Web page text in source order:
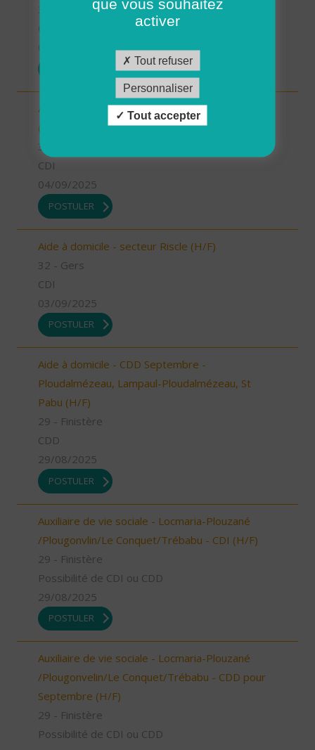
Auxiliaire de vie sociale - secteur L'Isle Jourdain
(H/F)
32 - Gers
CDI
04/09/2025
POSTULER
Aide à domicile - secteur Riscle (H/F)
32 - Gers
CDI
03/09/2025
POSTULER
Aide à domicile - CDD Septembre -
Ploudalmézeau, Lampaul-Ploudalmézeau, St
Pabu (H/F)
29 - Finistère
CDD
29/08/2025
POSTULER
Auxiliaire de vie sociale - Locmaria-Plouzané
/Plougonvlin/Le Conquet/Trébabu - CDI (H/F)
29 - Finistère
Possibilité de CDI ou CDD
29/08/2025
POSTULER
Auxiliaire de vie sociale - Locmaria-Plouzané
/Plougonvelin/Le Conquet/Trébabu - CDD pour
Septembre (H/F)
29 - Finistère
Possibilité de CDI ou CDD
activer
Tout refuser
Personnaliser
Tout accepter